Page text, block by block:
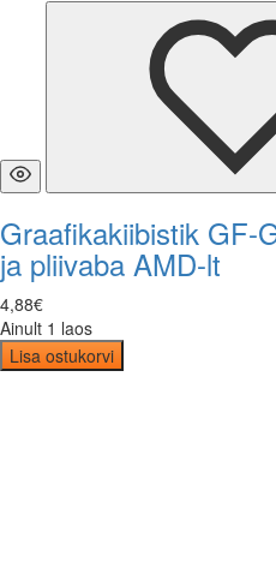
Graafikakiibistik GF-
ja pliivaba AMD-lt
4,88€
Ainult 1 laos
Lisa ostukorvi